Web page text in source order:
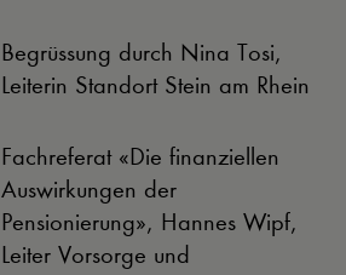
Begrüssung durch Nina Tosi,
Leiterin Standort Stein am Rhein
Fachreferat «Die finanziellen
Auswirkungen der
Pensionierung», Hannes Wipf,
Leiter Vorsorge und